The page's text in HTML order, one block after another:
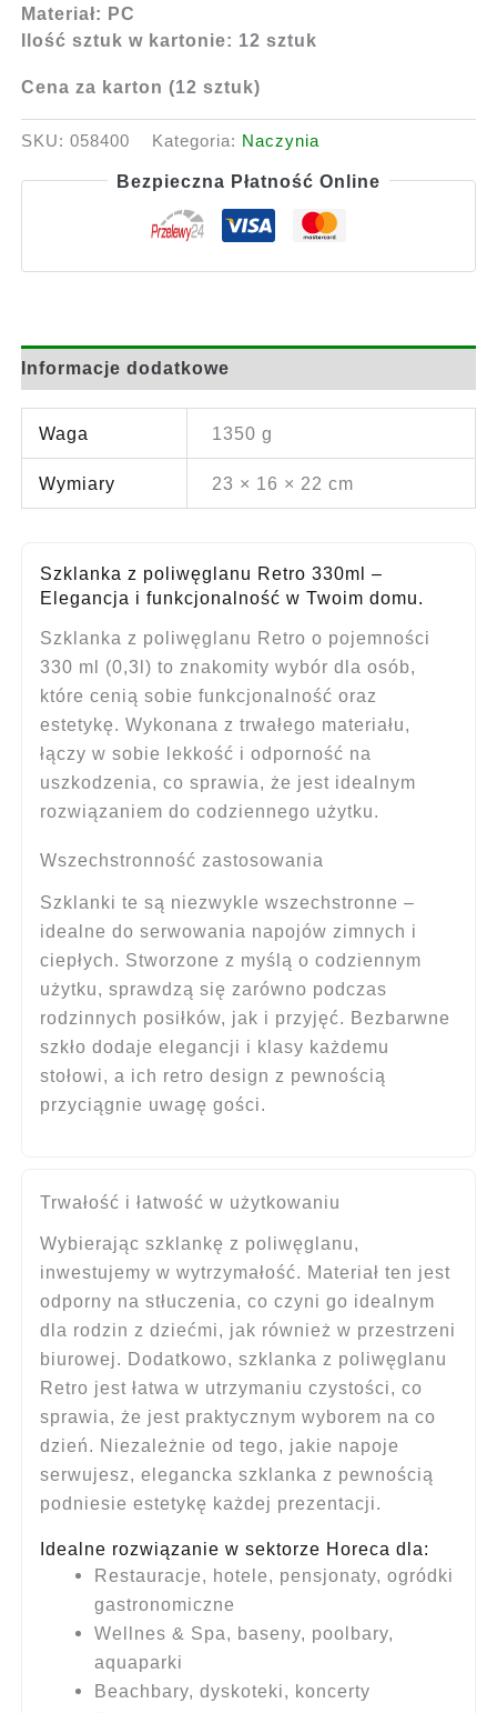
Materiał: PC
Ilość sztuk w kartonie: 12 sztuk
Cena za karton (12 sztuk)
SKU: 058400 Kategoria: Naczynia
Bezpieczna Płatność Online
Informacje dodatkowe
Waga 1350 g
Wymiary 23 × 16 × 22 cm
Szklanka z poliwęglanu Retro 330ml –
Elegancja i funkcjonalność w Twoim domu.
Szklanka z poliwęglanu Retro o pojemności
330 ml (0,3l) to znakomity wybór dla osób,
które cenią sobie funkcjonalność oraz
estetykę. Wykonana z trwałego materiału,
łączy w sobie lekkość i odporność na
uszkodzenia, co sprawia, że jest idealnym
rozwiązaniem do codziennego użytku.
Wszechstronność zastosowania
Szklanki te są niezwykle wszechstronne –
idealne do serwowania napojów zimnych i
ciepłych. Stworzone z myślą o codziennym
użytku, sprawdzą się zarówno podczas
rodzinnych posiłków, jak i przyjęć. Bezbarwne
szkło dodaje elegancji i klasy każdemu
stołowi, a ich retro design z pewnością
przyciągnie uwagę gości.
Trwałość i łatwość w użytkowaniu
Wybierając szklankę z poliwęglanu,
inwestujemy w wytrzymałość. Materiał ten jest
odporny na stłuczenia, co czyni go idealnym
dla rodzin z dziećmi, jak również w przestrzeni
biurowej. Dodatkowo, szklanka z poliwęglanu
Retro jest łatwa w utrzymaniu czystości, co
sprawia, że jest praktycznym wyborem na co
dzień. Niezależnie od tego, jakie napoje
serwujesz, elegancka szklanka z pewnością
podniesie estetykę każdej prezentacji.
Idealne rozwiązanie w sektorze Horeca dla:
Restauracje, hotele, pensjonaty, ogródki
gastronomiczne
Wellnes & Spa, baseny, poolbary,
aquaparki
Beachbary, dyskoteki, koncerty